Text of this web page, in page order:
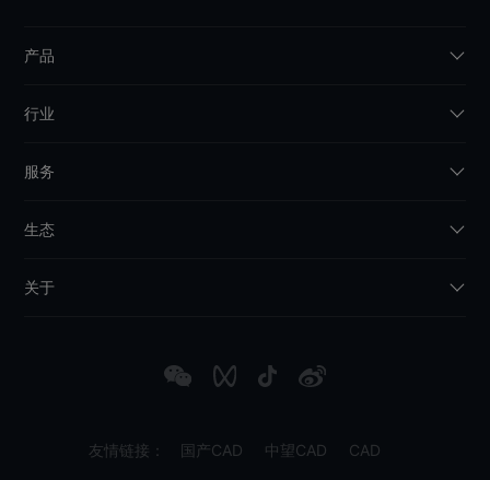
产品
行业
服务
生态
关于
友情链接： 国产CAD 中望CAD CAD